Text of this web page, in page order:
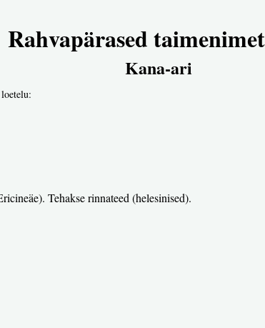
Rahvapärased
Kana-ari
Tehakse rinnateed (helesinised).